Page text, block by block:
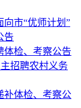
向市“优师计划”
告
体检、考察公告
招聘农村义务
补体检、考察公